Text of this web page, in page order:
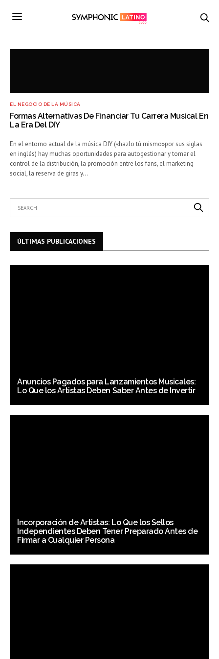
EL NEGOCIO DE LA MÚSICA
Formas Alternativas De Financiar Tu Carrera Musical En
La Era Del DIY
En el entorno actual de la música DIY («hazlo tú mismo»por sus siglas
en inglés) hay muchas oportunidades para autogestionar y tomar el
control de la distribución, la promoción entre los fans, el marketing
social, la reserva de giras y…
ÚLTIMAS PUBLICACIONES
Anuncios Pagados para Lanzamientos Musicales:
Lo Que los Artistas Deben Saber Antes de Invertir
Incorporación de Artistas: Lo Que los Sellos
Independientes Deben Tener Preparado Antes de
Firmar a Cualquier Persona